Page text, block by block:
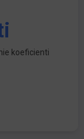
koeficienti